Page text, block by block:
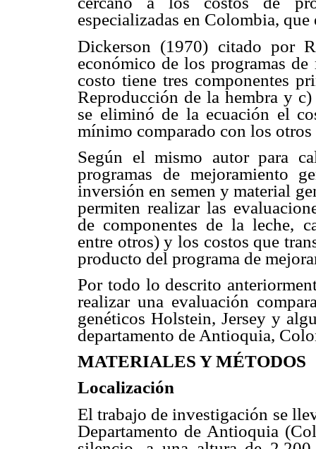
especializadas en Colombia,
Dickerson (1970) citado por
económico de los programas
costo tiene tres componentes
Reproducción de la hembra y
se eliminó de la ecuación el
mínimo comparado con los otros
Según el mismo autor para
programas de mejoramiento
inversión en semen y material
permiten realizar las
de componentes de la leche,
entre otros) y los costos que
producto del programa de
Por todo lo descrito
realizar una evaluación
genéticos Holstein, Jersey y
departamento de Antioquia,
MATERIALES Y MÉTODOS
Localización
El trabajo de investigación se
Departamento de Antioquia